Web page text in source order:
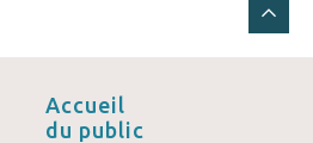
Accueil
du public